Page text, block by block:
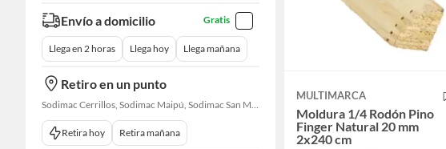
Envío a domicilio Gratis
Llega en 2 horas Llega hoy Llega mañana
Retiro en un punto
Sodimac Cerrillos, Sodimac Maipú, Sodimac San Miguel, Sodimac El Bosque, Sodimac San Bernardo, Constructor Cantagallo, Sodimac Talagante, Sodimac San Fernando
Retira hoy Retira mañana
MULTIMARCA
Moldura 1/4 Rodón Pino
Finger Natural 20 mm
2x240 cm